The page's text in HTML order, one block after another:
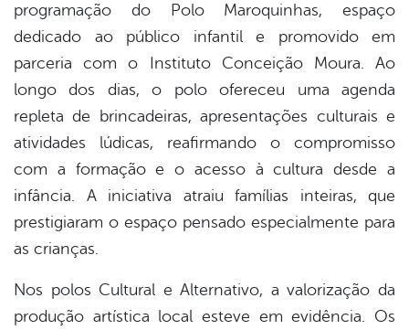
programação do Polo Maroquinhas, espaço
dedicado ao público infantil e promovido em
parceria com o Instituto Conceição Moura. Ao
longo dos dias, o polo ofereceu uma agenda
repleta de brincadeiras, apresentações culturais e
atividades lúdicas, reafirmando o compromisso
com a formação e o acesso à cultura desde a
infância. A iniciativa atraiu famílias inteiras, que
prestigiaram o espaço pensado especialmente para
as crianças.
Nos polos Cultural e Alternativo, a valorização da
produção artística local esteve em evidência. Os